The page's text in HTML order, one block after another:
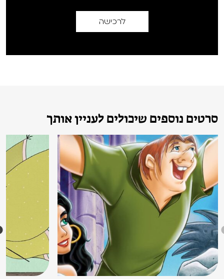
לרכישה
סרטים נוספים שיכולים לעניין אותך